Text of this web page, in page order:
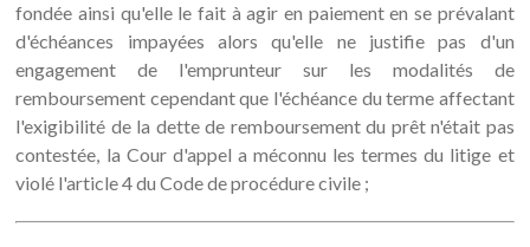
fondée ainsi qu'elle le fait à agir en paiement en se prévalant
d'échéances impayées alors qu'elle ne justifie pas d'un
engagement de l'emprunteur sur les modalités de
remboursement cependant que l'échéance du terme affectant
l'exigibilité de la dette de remboursement du prêt n'était pas
contestée, la Cour d'appel a méconnu les termes du litige et
violé l'article 4 du Code de procédure civile ;